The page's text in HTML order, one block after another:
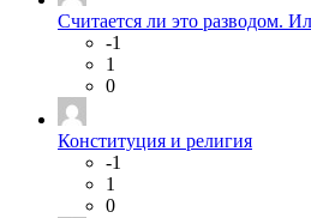
Считается ли это разводом.
-1
1
0
Конституция и религия
-1
1
0